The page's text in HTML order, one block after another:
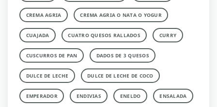
CREMA AGRIA CREMA AGRIA O NATA O YOGUR
CUAJADA CUATRO QUESOS RALLADOS CURRY
CUSCURROS DE PAN DADOS DE 3 QUESOS
DULCE DE LECHE DULCE DE LECHE DE COCO
EMPERADOR ENDIVIAS ENELDO ENSALADA